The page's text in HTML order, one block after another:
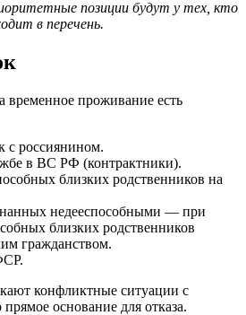
позиции будут у тех, кто
в перечень.
временное проживание есть
с россиянином.
в ВС РФ (контрактники).
близких родственников на
недееспособными — при
близких родственников
гражданством.
конфликтные ситуации с
основание для отказа.